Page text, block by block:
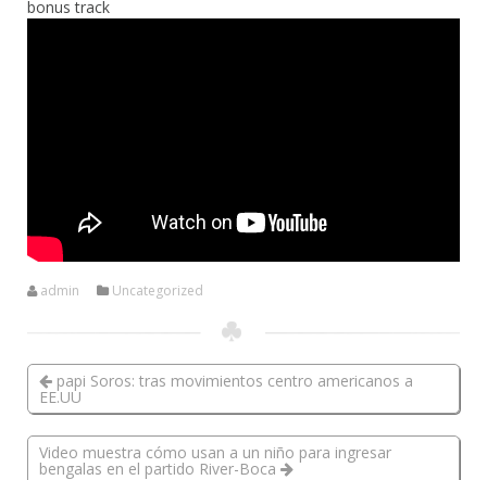
bonus track
admin Uncategorized
papi Soros: tras movimientos centro americanos a
EE.UU
Video muestra cómo usan a un niño para ingresar
bengalas en el partido River-Boca